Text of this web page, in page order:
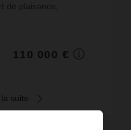
de plaisance,
110 000 €
suite